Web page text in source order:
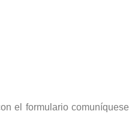
el formulario comuníquese